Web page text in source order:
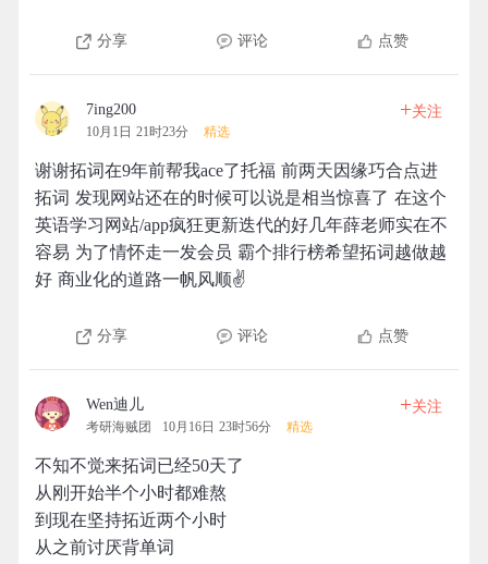
分享 评论 点赞
7ing200
10月1日 21时23分 精选
+关注
谢谢拓词在9年前帮我ace了托福 前两天因缘巧合点进
拓词 发现网站还在的时候可以说是相当惊喜了 在这个
英语学习网站/app疯狂更新迭代的好几年薛老师实在不
容易 为了情怀走一发会员 霸个排行榜希望拓词越做越
好 商业化的道路一帆风顺✌️
分享 评论 点赞
Wen迪儿
考研海贼团 10月16日 23时56分 精选
+关注
不知不觉来拓词已经50天了
从刚开始半个小时都难熬
到现在坚持拓近两个小时
从之前讨厌背单词